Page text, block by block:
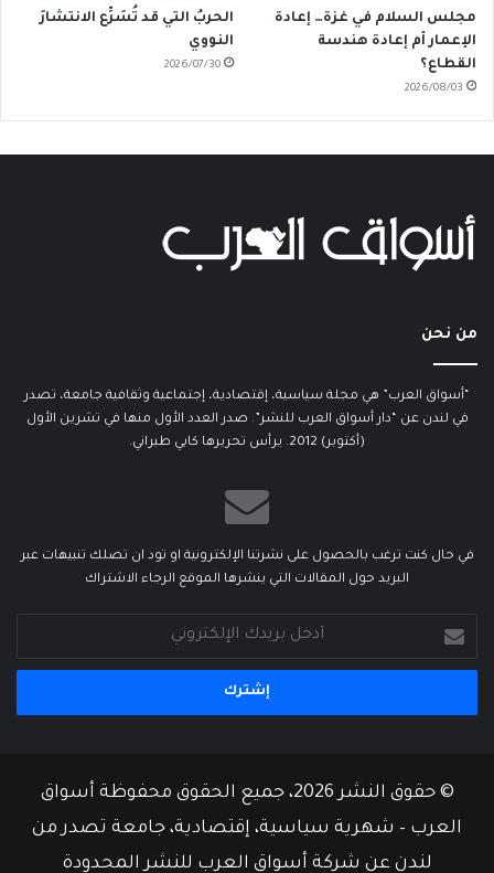
مجلس السلام في غزة… إعادة
الإعمار أم إعادة هندسة
القطاع؟
2026/08/03
الحربُ التي قد تُسَرِّع الانتشارَ
النووي
2026/07/30
من نحن
“أسواق العرب” هي مجلة سياسية، إقتصادية، إجتماعية وثقافية جامعة، تصدر
في لندن عن “دار أسواق العرب للنشر”. صدر العدد الأول منها في تشرين الأول
(أكتوبر) 2012. يرأس تحريرها كابي طبراني.
في حال كنت ترغب بالحصول على نشرتنا الإلكترونية او تود ان تصلك تنبيهات عبر
البريد حول المقالات التي ينشرها الموقع الرجاء الاشتراك
بريدك
الإلكتروني
© حقوق النشر 2026، جميع الحقوق محفوظة أسواق
العرب – شهرية سياسية، إقتصادية، جامعة تصدر من
لندن عن شركة أسواق العرب للنشر المحدودة